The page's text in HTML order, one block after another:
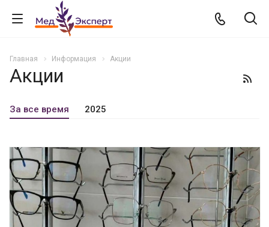
Главная Информация Акции
Акции
За все время 2025